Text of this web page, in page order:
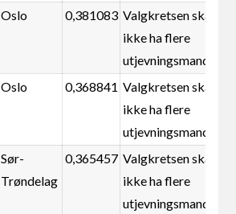
Oslo 0,381083 Valgkretsen skal
ikke ha flere
utjevningsmandater
Oslo 0,368841 Valgkretsen skal
ikke ha flere
utjevningsmandater
Sør-
Trøndelag
0,365457 Valgkretsen skal
ikke ha flere
utjevningsmandater